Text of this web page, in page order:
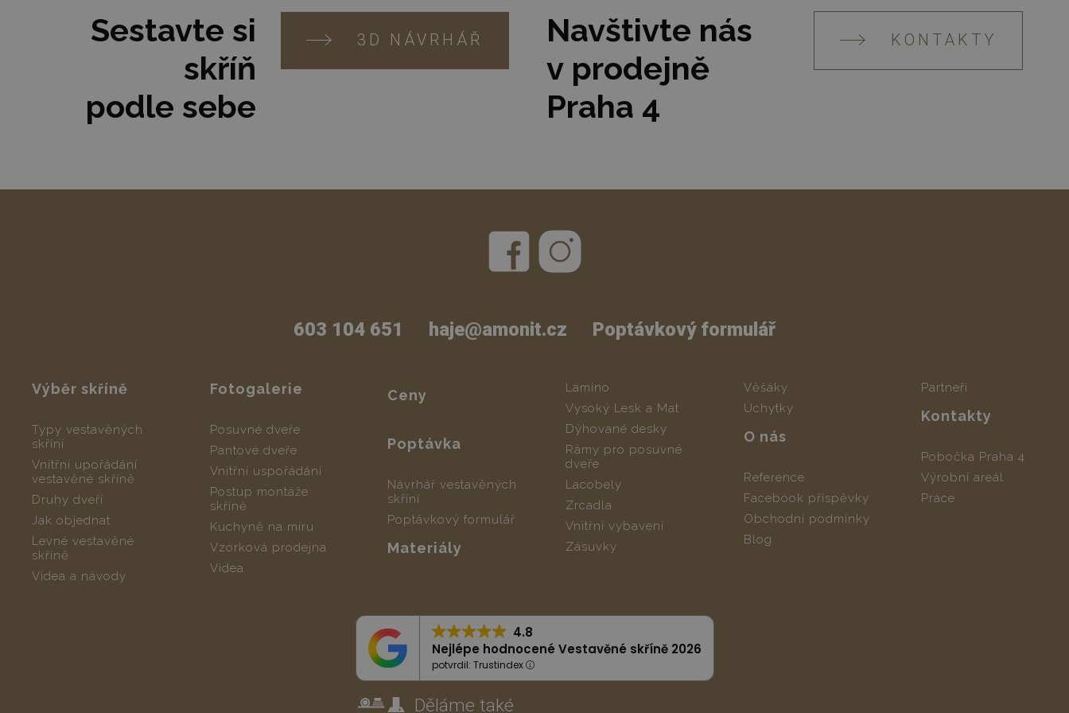
Amonit).
Sestavte si
skříň
podle sebe
3D NÁVRHÁŘ
Navštivte nás
v prodejně
Praha 4
KONTAKTY
603 104 651 haje@amonit.cz Poptávkový formulář
Výběr skříně
Typy vestavěných
skříní
Vnitřní upořádání
vestavěné skříně
Druhy dveří
Jak objednat
Levné vestavěné
skříně
Videa a návody
Fotogalerie
Posuvné dveře
Pantové dveře
Vnitřní uspořádání
Postup montáže
skříně
Kuchyně na míru
Vzorková prodejna
Videa
Ceny
Poptávka
Návrhář vestavěných
skříní
Poptávkový formulář
Materiály
Lamino
Vysoký Lesk a Mat
Dýhované desky
Rámy pro posuvné
dveře
Lacobely
Zrcadla
Vnitřní vybavení
Zásuvky
Věšáky
Úchytky
O nás
Reference
Facebook příspěvky
Obchodní podmínky
Blog
Partneři
Kontakty
Pobočka Praha 4
Výrobní areál
Práce
4.8
Nejlépe hodnocené Vestavěné skříně 2026
potvrdil: Trustindex
Děláme také